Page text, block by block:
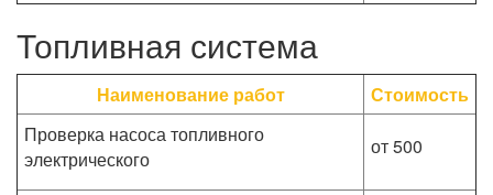
Топливная система
Наименование работ
Стоимость
Проверка насоса топливного
электрического
от 500